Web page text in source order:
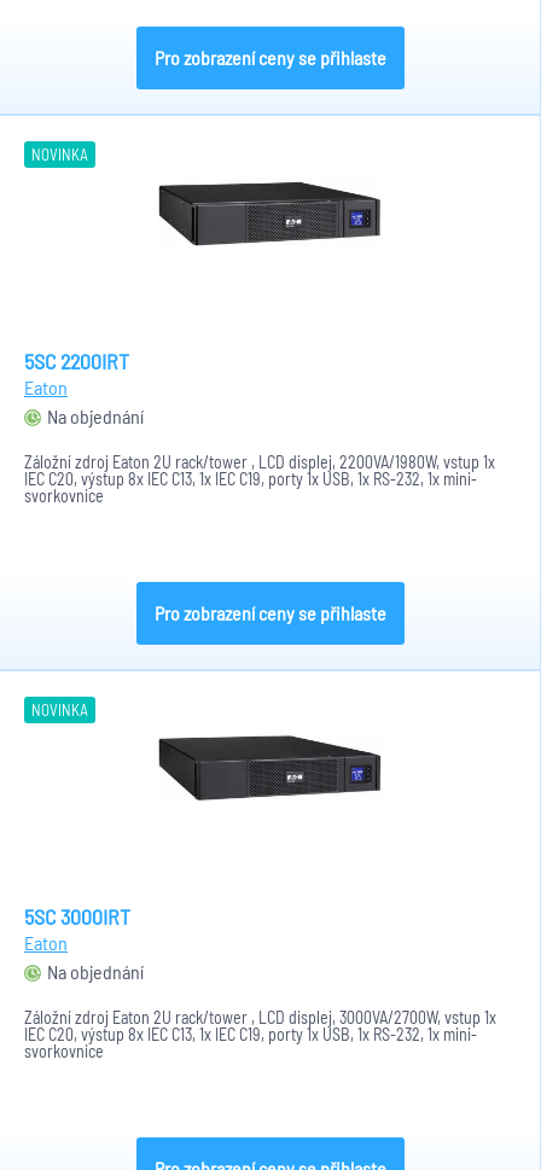
Pro zobrazení ceny se přihlaste
NOVINKA
5SC 2200IRT
Eaton
Na objednání
Záložní zdroj Eaton 2U rack/tower , LCD displej, 2200VA/1980W, vstup 1x
IEC C20, výstup 8x IEC C13, 1x IEC C19, porty 1x USB, 1x RS-232, 1x mini-
svorkovnice
Pro zobrazení ceny se přihlaste
NOVINKA
5SC 3000IRT
Eaton
Na objednání
Záložní zdroj Eaton 2U rack/tower , LCD displej, 3000VA/2700W, vstup 1x
IEC C20, výstup 8x IEC C13, 1x IEC C19, porty 1x USB, 1x RS-232, 1x mini-
svorkovnice